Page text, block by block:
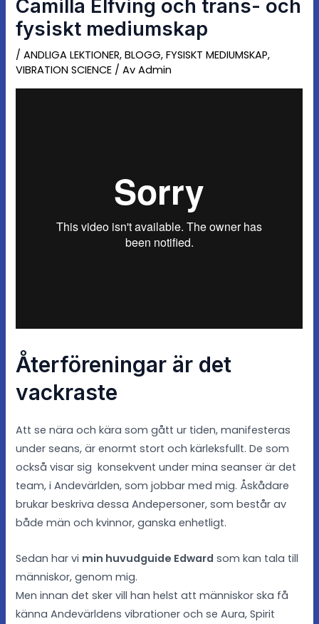
Camilla Elfving och trans- och
fysiskt mediumskap
/ANDLIGA LEKTIONER,BLOGG,FYSISKT MEDIUMSKAP,
VIBRATION SCIENCE / Av Admin
Återföreningar är det
vackraste
Att se nära och kära som gått ur tiden, manifesteras
under seans, är enormt stort och kärleksfullt. De som
också visar sig konsekvent under mina seanser är det
team, i Andevärlden, som jobbar med mig. Åskådare
brukar beskriva dessa Andepersoner, som består av
både män och kvinnor, ganska enhetligt.
Sedan har vi min huvudguide Edward som kan tala till
människor, genom mig.
Men innan det sker vill han helst att människor ska få
känna Andevärldens vibrationer och se Aura, Spirit